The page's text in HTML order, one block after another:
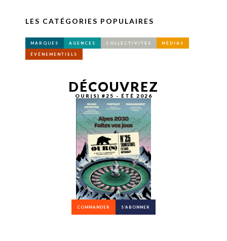
LES CATÉGORIES POPULAIRES
MARQUES AGENCES COLLECTIVITÉS MÉDIAS
ÉVÉNEMENTIELS
DÉCOUVREZ
OUR(S) #25 - ÉTÉ 2026
COMMANDER S’ABONNER